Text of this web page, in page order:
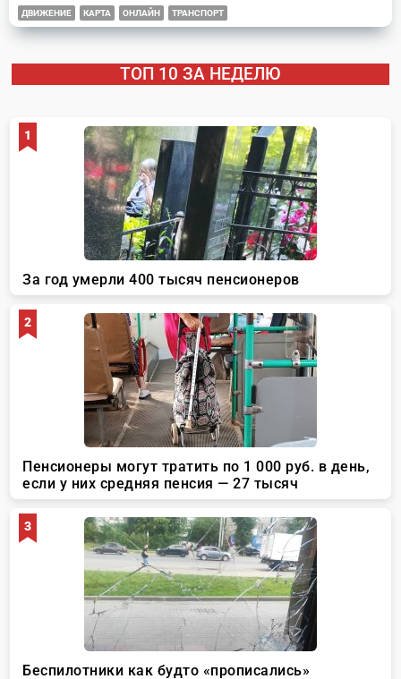
ДВИЖЕНИЕ КАРТА ОНЛАЙН ТРАНСПОРТ
ТОП 10 ЗА НЕДЕЛЮ